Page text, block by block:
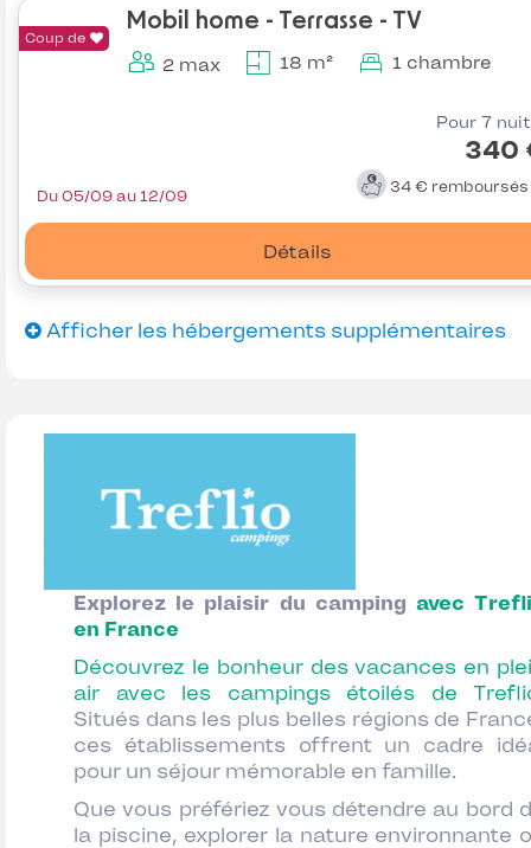
Coup de
Mobil home - Terrasse - TV
2 max 18 m² 1 chambre
Pour 7
340
34 € remboursés
Détails
Du 05/09 au 12/09
Afficher les hébergements supplémentaires
Explorez le plaisir du camping avec
en France
Découvrez le bonheur des vacances en
air avec les campings étoilés de
Situés dans les plus belles régions de
ces établissements offrent un cadre
pour un séjour mémorable en famille.
Que vous préfériez vous détendre au bord
la piscine, explorer la nature environnante